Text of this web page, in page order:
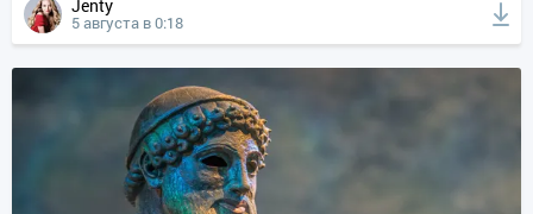
Jenty
5 августа в 0:18